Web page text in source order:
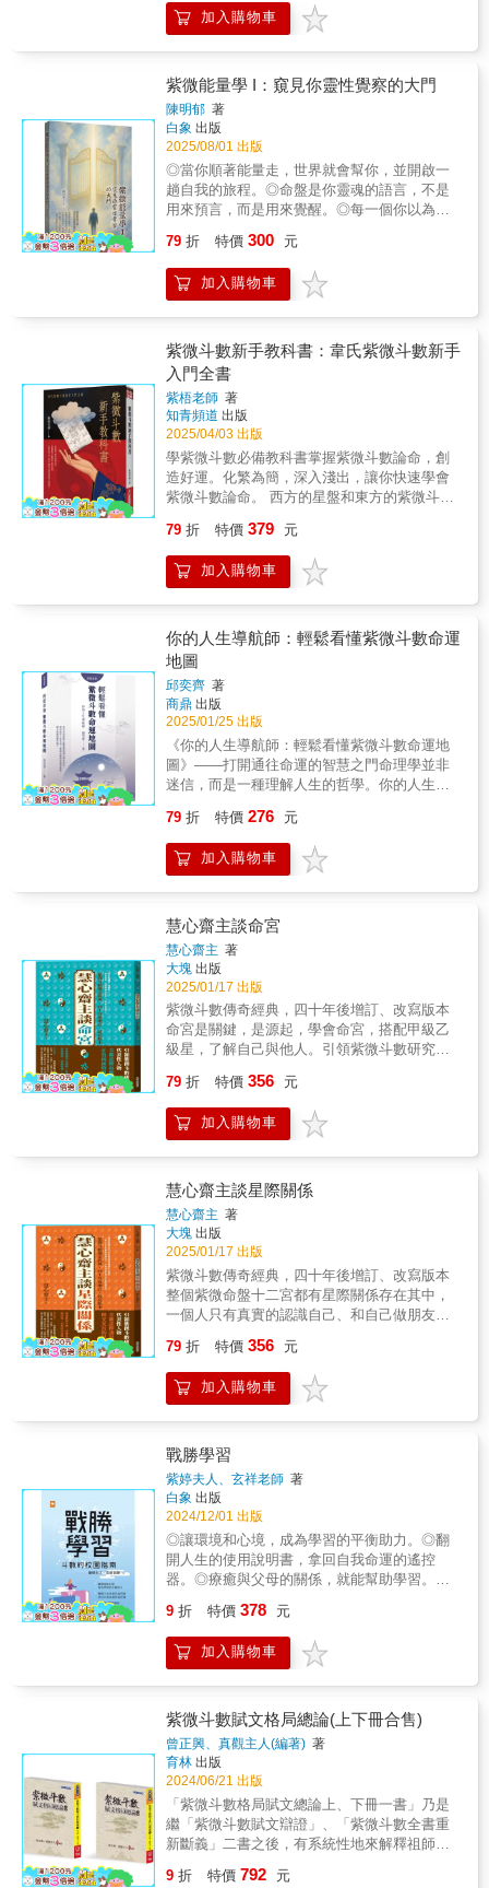
遇。紫微斗數可將人的命運凶吉、貴賤休咎做
出具體的說明，而非抽象的把握。分類重點清
而分流，並稱為中國傳統命理學的兩大派別；
且紫微斗數既具有道家宇宙觀的神秘色彩，又
具有注重社會環境、人際關係的近代意蘊，在
中國神秘文化中卓立特出，名列「五大神數」
之首。本書旨在討論紫微斗數的各種規則的運
用與分析的方法，並指出其中的誤區和存疑，
希望通過辨析得到正確的省悟。
加入購物車
紫微能量學 I：窺見你靈性覺察的大門
陳明郁 著
白象 出版
2025/08/01 出版
◎當你順著能量走，世界就會幫你，並開啟一
趟自我的旅程。◎命盤是你靈魂的語言，不是
用來預言，而是用來覺醒。◎每一個你以為的
微斗數的命盤結構出發，用命宮、主星、宮
位、四化與能量場，帶你重新認識──原來命盤
不是命，而是一場靈魂的對話劇場。 你會學會
成為別人眼中的成功，而是回到你自己，然後
由你創造出與世界的全新連結。 適合每一位渴
望穩定、想更懂自己、並願意在現實中溫柔覺
醒的人。讀完這本書，你不一定變得更會算
命，但你會更有力量，好好活出屬於自己的那
道光。每一顆星、每一個宮位，都是一種「能
量投影」，紫微可以不只是命理，它可以是覺
察的起點。這本書的誕生，開啟你靈性、命理
與內在觀照間的交錯學習，並引導讀者從能量
的角度出發，學習如何觀察命盤背後的意識動
http://www.pressstore.com.tw/freereading/
79 折 特價 300 元
加入購物車
紫微斗數新手教科書：韋氏紫微斗數新手
入門全書
紫梧老師 著
知青頻道 出版
2025/04/03 出版
學紫微斗數必備教科書 掌握紫微斗數論命，創
造好運。 化繁為簡，深入淺出，讓你快速學會
紫微斗數論命。 西方的星盤和東方的紫微斗
節具體的東西，例如搬家、車禍、大量的偏
財、政府官司、戀愛走向等。其依憑的是天
象。星盤和紫微斗數都有12宮，把人的一生都
又有無數小磁場，不同的磁場之間相互影響，
便有了傾向性的引導作用。所以人的行為以及
遭遇的吉凶會受星體流轉的影響，從而成為我
們斷事的依據。 命理學認為人為天地之一部
分，天地有其自然運轉的規律，人也必須依從
規律流轉。例如八字，從周易衍生而出。其認
為萬物皆在五行之內，有陰陽之屬。道德經有
言：道生一，一生二，二生三，三生萬物。二
為陰陽，三為天地人。陰陽屬性為一切之源
頭，所以可以通過陰陽屬性，去斷吉凶，評富
79 折 特價 379 元
加入購物車
你的人生導航師：輕鬆看懂紫微斗數命運
地圖
邱奕齊 著
商鼎 出版
2025/01/25 出版
《你的人生導航師：輕鬆看懂紫微斗數命運地
圖》——打開通往命運的智慧之門命理學並非
迷信，而是一種理解人生的哲學。你的人生導
紫微斗數智慧與現代人的需求完美融合，帶領
你找到屬於自己的人生方向。作者邱奕齊博士
擁有英國博士學位，以及超過十年的命理實踐
程。這本書不只是命理指南，更像是一位理解
你、陪伴你的知心好友，幫助你打破對命理的
刻板印象，發掘生活中的更多可能性。邱博士
結合理性與感性，以她的學術背景和豐富的命
理實踐經驗，深入淺出地講解紫微斗數中的星
曜、宮位、四化等複雜概念，讓你在閱讀中輕
鬆上手，理解紫微斗數的奧妙。書中詳盡解析
紫微斗數命盤中的十二宮位與十四主星，幫助
你掌握事業、財富、感情等人生關鍵領域。邱
象的命理概念，轉化為一則則有趣的小故事，
讓你不僅能學到紫微斗數的知識，還能在閱讀
中找到與自己生活息息相關的共鳴。無論你是
忙碌的職場人士、企業主管、創業家，或是尋
求人生方向的探索者，這本書都會為你提供實
用的指引，引領你走向充滿生命意義與哲理的
人生。打開這本書，讓我們一起探索命運的地
圖，找到屬於自己那顆最閃亮的星吧！
79 折 特價 276 元
加入購物車
慧心齋主談命宮
慧心齋主 著
大塊 出版
2025/01/17 出版
紫微斗數傳奇經典，四十年後增訂、改寫版本
命宮是關鍵，是源起，學會命宮，搭配甲級乙
級星，了解自己與他人。引領紫微斗數研究的
宮星曜可以詳解一生所有現象，未雨綢繆，預
做準備，創造幸福。慧心齋主──曾經和紫微斗
數畫上等號，在台、港、全球十一家華文媒體
上深厚的禪修基礎，探索新的命運主題！研究
紫微斗數的人都知道「慧心齋主」這號人物。
慧心齋主曾經同時在台灣、香港、東南亞，以
及美洲、歐洲等十一家全球華文媒體刊登專
欄。歷經四十多年潛心苦修，除了要與讀者共
享她最新的研究所得，在後疫情時代，去找她
的人越來越多，她因此決定要在混亂的年頭裡
不斷寫作紫微斗數。本書是作者四十多年鑽研
的珍貴體悟、分析星曜的正負面與內外在現
要你翻開書本找到你自己的命宮，你必為書中
文字絕倒，原來你的命宮星曜真的如作者所
言，半點不虛，人生竟有此絕學，你會想一本
又一本的讀它、學好它，因為自己學了給自己
算命最安心。
79 折 特價 356 元
加入購物車
慧心齋主談星際關係
慧心齋主 著
大塊 出版
2025/01/17 出版
紫微斗數傳奇經典，四十年後增訂、改寫版本
整個紫微命盤十二宮都有星際關係存在其中，
一個人只有真實的認識自己、和自己做朋友，
數研究的代表性人物全新詮釋諸星在命宮與交
友宮的星際關係透過紫微斗數，認識自己，種
好因，也有好的收穫，好的命運。慧心齋主──
的人提供指引。現在，她決心以自成一家的命
理研究，加上深厚的禪修基礎，探索新的命運
主題！紫微斗數是古老的中國占星術，滿天星
斗難以盡數。古有賢者窺探星空奧秘，歸納而
成紫微斗數，慧心齋主師從倥侗子習數半生，
自己也禪修不斷。紫微斗數對慧心齋主而言，
就是生命，也是生活，更是星際關係。星星在
人類世界只有夜晚才看見，紫微斗數的星星卻
是全日不休，全年活動。本書中慧心齋主罕見
面從十二宮位解析紫微命盤的星際關係。本書
還附有一篇珍貴的後記，半字不提星空、斗
數，卻發人深省，禪機處處，像似一部人生短
片，精彩奧妙在其中。
79 折 特價 356 元
加入購物車
戰勝學習
紫婷夫人、玄祥老師 著
白象 出版
2024/12/01 出版
◎讓環境和心境，成為學習的平衡助力。◎翻
開人生的使用說明書，拿回自我命運的遙控
器。◎療癒與父母的關係，就能幫助學習。
自身學習經歷，勉勵家長與學習困難的孩子，
甚至是從事普教、特教的老師們，用一個全然
不同的角度──紫微斗數來解讀學習問題，藉此
如何建構穩固的鷹架，本書提供了許多具有參
考價值的建議。──國立臺灣師範大學特殊教育
學系教授 趙本強&深刻理解這本由紫婷夫人和
玄祥老師共同撰著的學習專書，所要戰勝的並
非是分數，而是「自我」與「愛」。──仁德醫
護管理專科學校副教授、生命關懷事業科主任
邱達能&因材施教、順勢而爲，幫助孩子克服學
習障礙，領取幸福人生的入場券。──文字力學
院創辦人 林郁棠&使讀者能快速了解孩子內
9 折 特價 378 元
加入購物車
紫微斗數賦文格局總論(上下冊合售)
曾正興、真觀主人(編著) 著
育林 出版
2024/06/21 出版
「紫微斗數格局賦文總論上、下冊一書」乃是
繼「紫微斗數賦文辯證」、「紫微斗數全書重
新斷義」二書之後，有系統性地來解釋祖師爺
書」內容的賦文與格局，同時也包含了的骨隨
9 折 特價 792 元